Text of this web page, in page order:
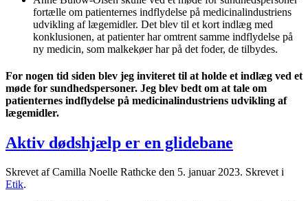
fortælle om patienternes indflydelse på medicinalindustriens
udvikling af lægemidler. Det blev til et kort indlæg med
konklusionen, at patienter har omtrent samme indflydelse på
ny medicin, som malkekøer har på det foder, de tilbydes.
For nogen tid siden blev jeg inviteret til at holde et indlæg ved et
møde for sundhedspersoner. Jeg blev bedt om at tale om
patienternes indflydelse på medicinalindustriens udvikling af
lægemidler.
Aktiv dødshjælp er en glidebane
Skrevet af Camilla Noelle Rathcke den 5. januar 2023. Skrevet i
Etik.